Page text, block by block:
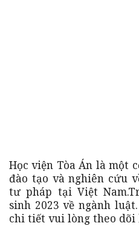
Học viện Tòa Án là một
đào tạo và nghiên cứu
tư pháp tại Việt
sinh 2023 về ngành
chi tiết vui lòng theo dõi